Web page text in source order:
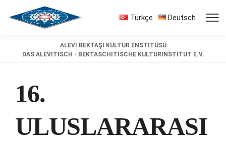
Türkçe Deutsch
ALEVİ BEKTAŞİ KÜLTÜR ENSTİTÜSÜ
DAS ALEVITISCH - BEKTASCHITISCHE KULTURINSTITUT E.V.
16.
ULUSLARARASI